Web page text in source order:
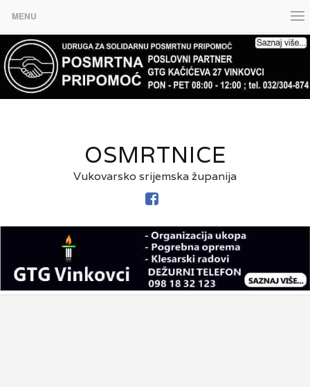
MENU
OSMRTNICE
Vukovarsko srijemska županija